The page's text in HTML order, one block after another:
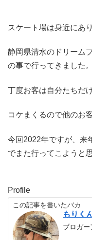
スケート場は身近にあ
静岡県清水のドリーム
の事で行ってきました。
丁度お客は自分たちだけ
コケまくるので他のお
今回2022年ですが、来
でまた行ってこようと思
Profile
この記事を書いたバカ
もりく
ブロガー